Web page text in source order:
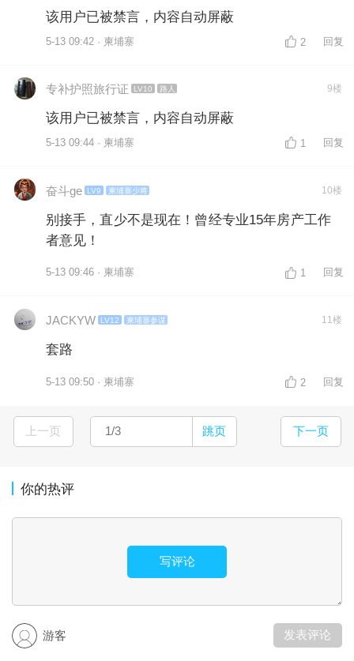
该用户已被禁言，内容自动屏蔽
5-13 09:42 · 柬埔寨 2 回复
专补护照旅行证 LV10 路人 9楼
该用户已被禁言，内容自动屏蔽
5-13 09:44 · 柬埔寨 1 回复
奋斗ge LV9 柬埔寨少将 10楼
别接手，直少不是现在！曾经专业15年房产工作
者意见！
5-13 09:46 · 柬埔寨 1 回复
JACKYW LV12 柬埔寨参谋 11楼
套路
5-13 09:50 · 柬埔寨 2 回复
上一页 跳页 下一页
你的热评
写评论
游客 发表评论